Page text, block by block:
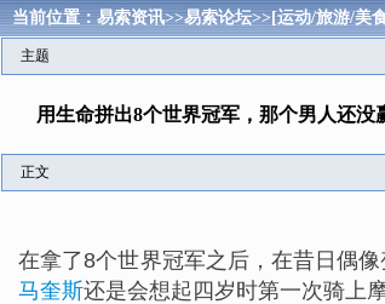
当前位置：易索资讯>>易索论坛>>[运动/旅游/美
主题
用生命拼出8个世界冠军，那个男人还没
正文
在拿了8个世界冠军之后，在昔日偶
马奎斯还是会想起四岁时第一次骑上